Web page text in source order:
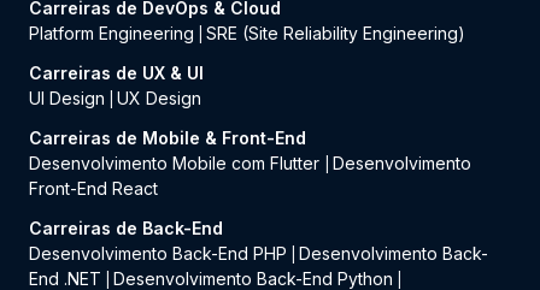
Carreiras de DevOps & Cloud
Platform Engineering
SRE (Site Reliability Engineering)
Carreiras de UX & UI
UI Design
UX Design
Carreiras de Mobile & Front-End
Desenvolvimento Mobile com Flutter
Desenvolvimento
Front-End React
Carreiras de Back-End
Desenvolvimento Back-End PHP
Desenvolvimento Back-
End .NET
Desenvolvimento Back-End Python